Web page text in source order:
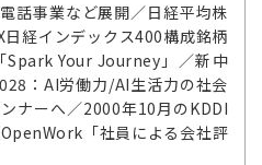
話事業など展開／日経平均株
経インデックス400構成銘柄
Spark Your Journey」／新中
：AI労働力/AI生活力の社会
ナーへ／2000年10月のKDDI
「社員による会社評